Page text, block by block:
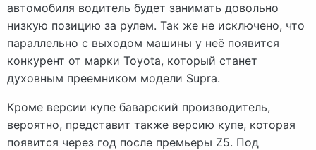
автомобиля водитель будет занимать довольно
низкую позицию за рулем. Так же не исключено, что
параллельно с выходом машины у неё появится
конкурент от марки Toyota, который станет
духовным преемником модели Supra.
Кроме версии купе баварский производитель,
вероятно, представит также версию купе, которая
появится через год после премьеры Z5. Под